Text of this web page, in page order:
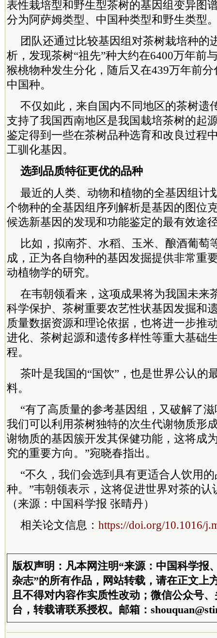
表性栽培型和野生型茶树的基因组变异图
分为阿萨姆类型、中国种类型和野生类型
团队还通过比较基因组对茶树栽培种的
析，发现茶树“祖先”种大约在6400万年前
猴桃物种发生分化，随后又在439万年前
中国种。
不仅如此，来自国内不同地区的茶树遗
支持了我国西南地区是我国栽培茶树的起
鉴定得到一些在茶树品种选育和改良过程
工驯化基因。
选到品质特征更优的品种
最近的人类、动物和植物的全基因组计
个物种的全基因组序列解析是基因的图位
候选新基因的发现和功能鉴定的最有效途
比如，拟南芥、水稻、玉米、酿酒葡萄
成，正为各自物种的基因发掘提供非常重
动植物学的研究。
在韦朝领看来，这项成果将为我国未来
科学保护、茶树重要农艺性状基因发掘和
质量数据资源和理论依据，也将进一步推
进化、茶树起源和遗传多样性等重大基础
程。
茶叶是我国的“国饮”，也是世界公认的
料。
“有了高质量的参考基因组，又破解了
我们可以利用茶树独特的次生代谢物质形
谢物质的基因簇开发其保健功能，这将成
究的重要方向。”宛晓春指出。
“不久，我们会选到具有更适合人饮用
种。”韦朝领表示，这将促进世界对茶的认
（来源：中国科学报 张晴丹）
相关论文信息： https://doi.org/10.1016/
版权声明：凡本网注明“来源：中国科学报
杂志”的所有作品，网站转载，请在正文上
且不得对内容作实质性改动；微信公众号
台，转载请联系授权。邮箱：